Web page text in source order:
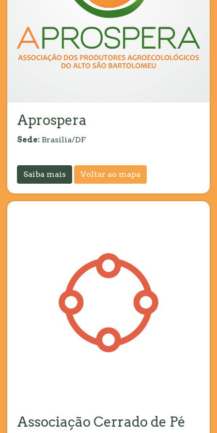
Aprospera
Sede: Brasília/DF
Saiba mais Voltar ao mapa
Associação Cerrado de Pé